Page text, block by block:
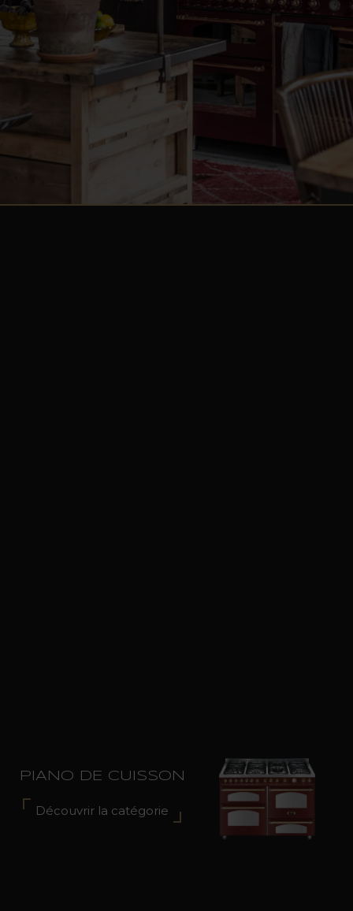
PIANO DE CUISSON
Découvrir la catégorie